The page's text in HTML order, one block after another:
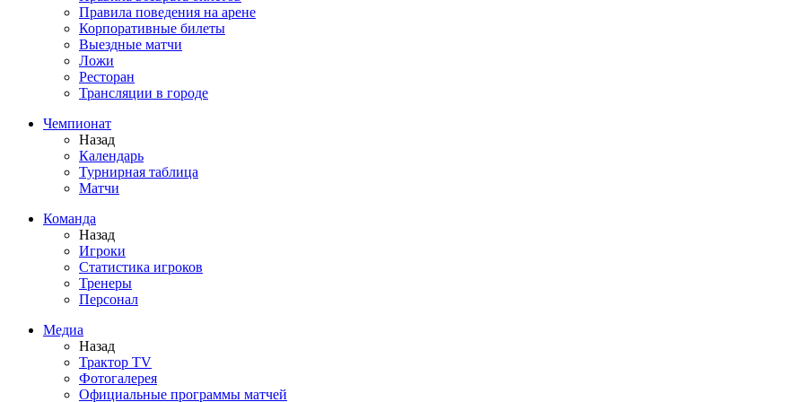
Правила поведения на арене
Корпоративные билеты
Выездные матчи
Ложи
Ресторан
Трансляции в городе
Чемпионат
Назад
Календарь
Турнирная таблица
Матчи
Команда
Назад
Игроки
Статистика игроков
Тренеры
Персонал
Медиа
Назад
Трактор TV
Фотогалерея
Официальные программы матчей